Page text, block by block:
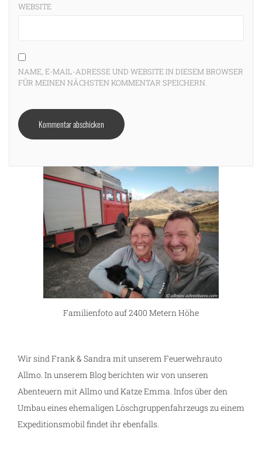
WEBSITE
NAME, E-MAIL-ADRESSE UND WEBSITE IN DIESEM BROWSER
FÜR MEINEN NÄCHSTEN KOMMENTAR SPEICHERN.
Familienfoto auf 2400 Metern Höhe
Wir sind Frank & Sandra mit unserem Feuerwehrauto
Allmo. In unserem Blog berichten wir von unseren
Abenteuern mit Allmo und Katze Emma. Infos über den
Umbau eines ehemaligen Löschgruppenfahrzeugs zu einem
Expeditionsmobil findet ihr ebenfalls.